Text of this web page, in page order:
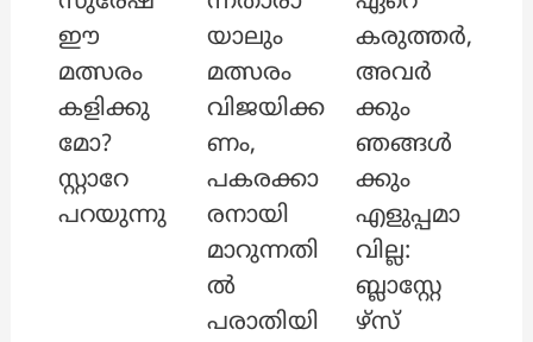
ഈ
മത്സരം
കളിക്കു
മോ?
സ്റ്റാറേ
പറയുന്നു
യാലും
മത്സരം
വിജയിക്ക
ണം,
പകരക്കാ
രനായി
മാറുന്നതി
ൽ
പരാതിയി
കരുത്തർ,
അവർ
ക്കും
ഞങ്ങൾ
ക്കും
എളുപ്പമാ
വില്ല:
ബ്ലാസ്റ്റേ
ഴ്സ്